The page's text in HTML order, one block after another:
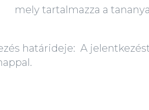
a
határideje: A